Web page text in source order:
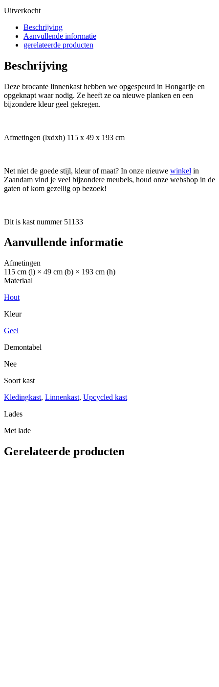
Uitverkocht
Beschrijving
Aanvullende informatie
gerelateerde producten
Beschrijving
Deze brocante linnenkast hebben we opgespeurd in Hongarije en
opgeknapt waar nodig. Ze heeft ze oa nieuwe planken en een
bijzondere kleur geel gekregen.
Afmetingen (lxdxh) 115 x 49 x 193 cm
Net niet de goede stijl, kleur of maat? In onze nieuwe winkel in
Zaandam vind je veel bijzondere meubels, houd onze webshop in de
gaten of kom gezellig op bezoek!
Dit is kast nummer 51133
Aanvullende informatie
Afmetingen
115 cm (l) × 49 cm (b) × 193 cm (h)
Materiaal
Hout
Kleur
Geel
Demontabel
Nee
Soort kast
Kledingkast, Linnenkast, Upcycled kast
Lades
Met lade
Gerelateerde producten